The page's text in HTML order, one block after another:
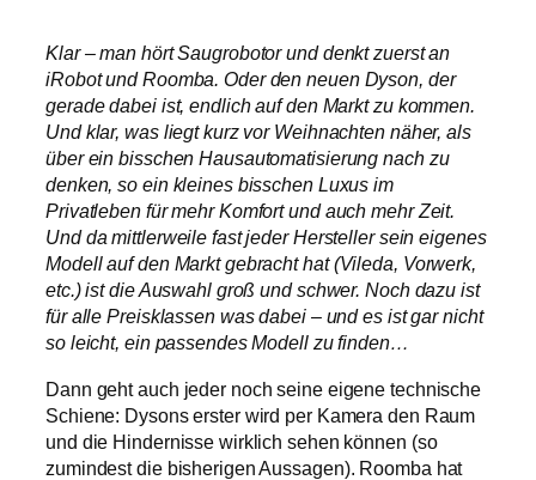
Klar – man hört Saugrobotor und denkt zuerst an
iRobot und Roomba. Oder den neuen Dyson, der
gerade dabei ist, endlich auf den Markt zu kommen.
Und klar, was liegt kurz vor Weihnachten näher, als
über ein bisschen Hausautomatisierung nach zu
denken, so ein kleines bisschen Luxus im
Privatleben für mehr Komfort und auch mehr Zeit.
Und da mittlerweile fast jeder Hersteller sein eigenes
Modell auf den Markt gebracht hat (Vileda, Vorwerk,
etc.) ist die Auswahl groß und schwer. Noch dazu ist
für alle Preisklassen was dabei – und es ist gar nicht
so leicht, ein passendes Modell zu finden…
Dann geht auch jeder noch seine eigene technische
Schiene: Dysons erster wird per Kamera den Raum
und die Hindernisse wirklich sehen können (so
zumindest die bisherigen Aussagen). Roomba hat